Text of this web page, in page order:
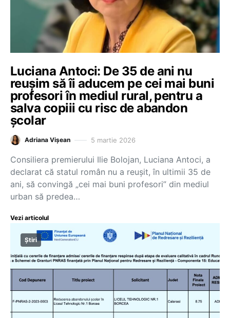
Luciana Antoci: De 35 de ani nu
reușim să îi aducem pe cei mai buni
profesori în mediul rural, pentru a
salva copiii cu risc de abandon
școlar
Adriana Vișean 5 martie 2026
Consiliera premierului Ilie Bolojan, Luciana Antoci, a
declarat că statul român nu a reușit, în ultimii 35 de
ani, să convingă „cei mai buni profesori” din mediul
urban să predea…
Vezi articolul
Știri